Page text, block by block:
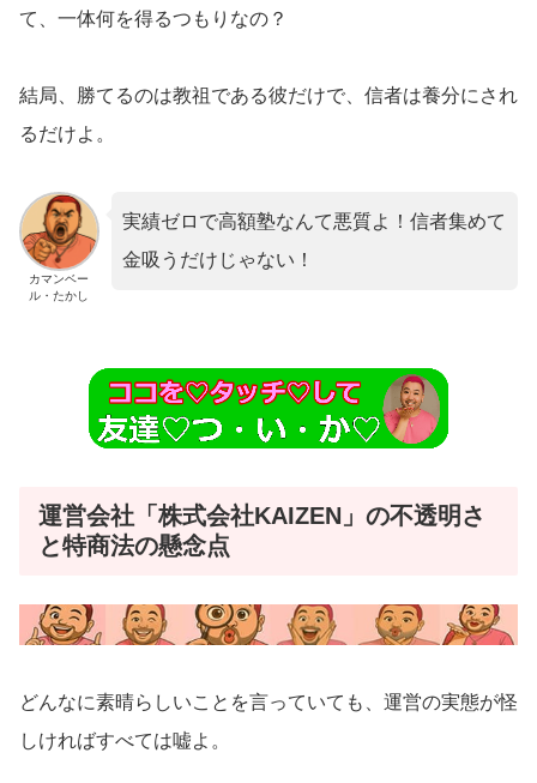
て、一体何を得るつもりなの？
結局、勝てるのは教祖である彼だけで、信者は養分にされ
るだけよ。
カマンベー
ル・たかし
実績ゼロで高額塾なんて悪質よ！信者集めて
金吸うだけじゃない！
運営会社「株式会社KAIZEN」の不透明さ
と特商法の懸念点
どんなに素晴らしいことを言っていても、運営の実態が怪
しければすべては嘘よ。